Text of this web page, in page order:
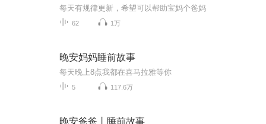
每天有规律更新，希望可以帮助宝妈个爸妈
62 1万
晚安妈妈睡前故事
每天晚上8点我都在喜马拉雅等你
5 117.6万
晚安爸爸丨睡前故事